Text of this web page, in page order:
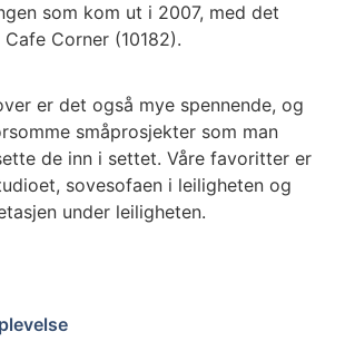
som kom ut i 2007, med det
Corner (10182).
er det også mye spennende, og
småprosjekter som man
de inn i settet. Våre favoritter er
sovesofaen i leiligheten og
under leiligheten.